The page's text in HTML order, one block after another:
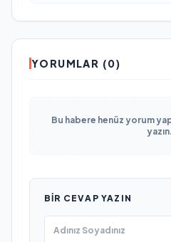
YORUMLAR (0)
Bu habere henüz yorum
yazın.
BIR CEVAP YAZIN